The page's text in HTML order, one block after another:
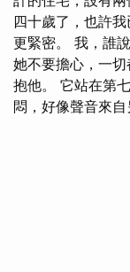
四十歲了，也許
更緊密。 我，誰
她不要擔心，一
抱他。 它站在第
悶，好像聲音來自